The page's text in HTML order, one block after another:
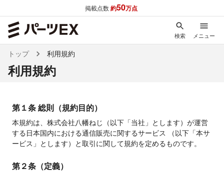
掲載点数約50万点
検索 メニュー
トップ 利用規約
利用規約
第１条 総則（規約目的）
本規約は、株式会社八幡ねじ（以下「当社」とします）が運営
する日本国内における通信販売に関するサービス （以下「本サ
ービス」とします）と取引に関して規約を定めるものです。
第２条（定義）